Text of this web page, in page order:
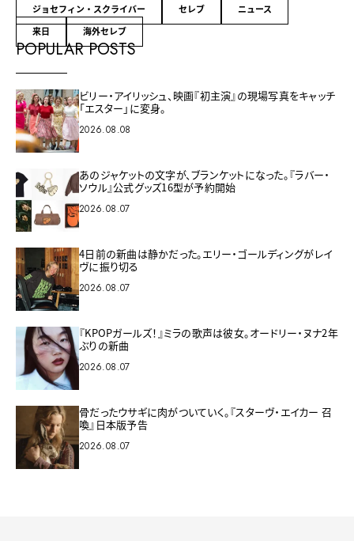
ジョセフィン・スクライバー セレブ
ニュース
来日
海外セレブ
POPULAR POSTS
ビリー・アイリッシュ、映画『初主演』の現場写真をキャッチ
「エスター」に変身。
2026.08.08
あのジャケットの文字が、ブランケットになった。『ラバー・
ソウル』公式グッズ16型が予約開始
2026.08.07
4日前の新曲は静かだった。エリー・ゴールディングがレイ
ヴに振り切る
2026.08.07
『KPOPガールズ！』ミラの歌声は彼女。オードリー・ヌナ2年
ぶりの新曲
2026.08.07
骨だったウサギに肉がついていく。『スターヴ・エイカー 召
喚』日本版予告
2026.08.07